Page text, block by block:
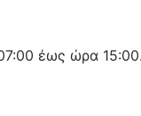
έως ώρα